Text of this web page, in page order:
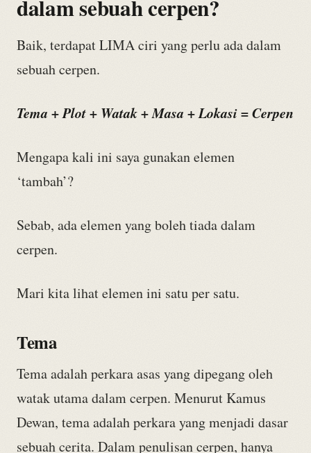
dalam sebuah cerpen?
Baik, terdapat LIMA ciri yang perlu ada dalam
sebuah cerpen.
Tema + Plot + Watak + Masa + Lokasi = Cerpen
Mengapa kali ini saya gunakan elemen
‘tambah’?
Sebab, ada elemen yang boleh tiada dalam
cerpen.
Mari kita lihat elemen ini satu per satu.
Tema
Tema adalah perkara asas yang dipegang oleh
watak utama dalam cerpen. Menurut Kamus
Dewan, tema adalah perkara yang menjadi dasar
sebuah cerita. Dalam penulisan cerpen, hanya